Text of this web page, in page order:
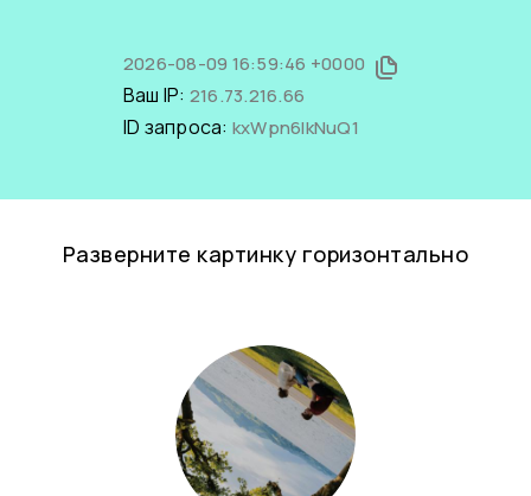
2026-08-09 16:59:46 +0000
Ваш IP: 216.73.216.66
ID запроса: kxWpn6IkNuQ1
Разверните картинку горизонтально